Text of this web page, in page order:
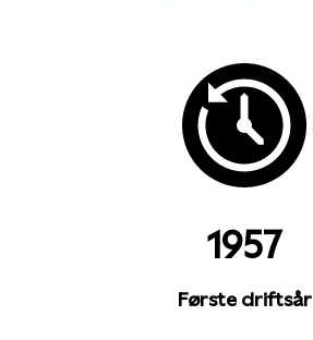
1957
Første driftsår